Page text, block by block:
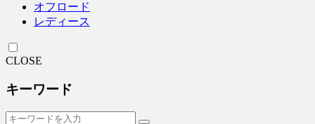
オフロード
レディース
CLOSE
キーワード